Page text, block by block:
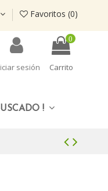
Favoritos (0)
sesión
0
Carrito
!